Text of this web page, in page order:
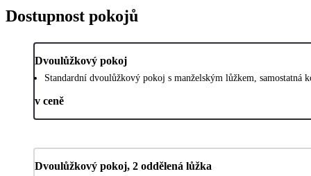
Dostupnost pokojů
Dvoulůžkový pokoj
Standardní dvoulůžkový pokoj s manželským lůžkem, samostatná
v ceně
Dvoulůžkový pokoj, 2 oddělená lůžka